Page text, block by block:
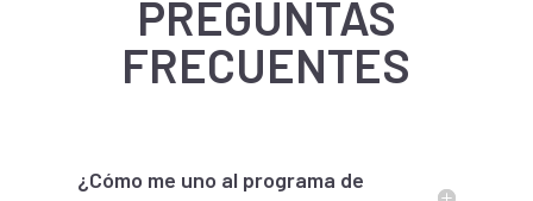
PREGUNTAS
FRECUENTES
¿Cómo me uno al programa de